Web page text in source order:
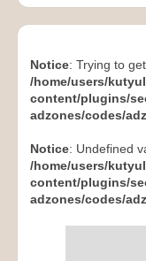
Notice: Trying to
/home/users/
content/plugins/
adzones/codes/
Notice: Undefined
/home/users/
content/plugins/
adzones/codes/